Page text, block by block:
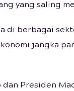
yang saling
di berbagai
jangka
dan Presiden